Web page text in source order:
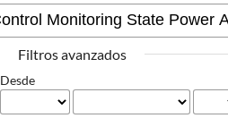
Filtros avanzados
Desde